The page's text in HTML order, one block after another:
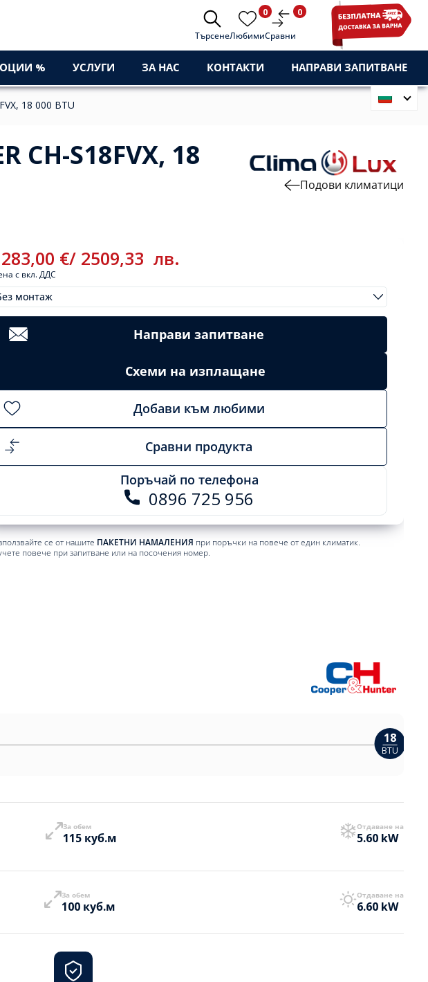
ТърсенеЛюбими
0
Сравни
0
% УСЛУГИ ЗА НАС КОНТАКТИ НАПРАВИ ЗАПИТВАНЕ
18 000 BTU
CH-S18FVX, 18
Подови климатици
€/ 2509,33 лв.
с вкл. ДДС
монтаж
Clear
€/
2509,33
Направи запитване
Схеми на изплащане
Добави към любими
Сравни продукта
Поръчай по телефона
0896 725 956
се от нашите ПАКЕТНИ НАМАЛЕНИЯ при поръчки на повече от един климатик.
повече при запитване или на посочения номер.
18
BTU
За обем
115 куб.м
Отдаване на
5.60 kW
За обем
100 куб.м
Отдаване на
6.60 kW